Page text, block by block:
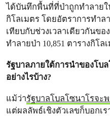
ได้บันทึกพื้นที่ที่ป่าถูกทำลายใ
กิโลเมตร โดยอัตราการทำล
เทียบกับช่วงเวลาเดียวกันข
ทำลายป่า 10,851 ตารางกิโล
รัฐบาลภายใต้การนำของโบ
อย่างไรบ้าง?
แม้ว่ารัฐบาลโบลโซนาโรจะ
แต่ผลลัพธ์เชิงตัวเลขก็บอกเ